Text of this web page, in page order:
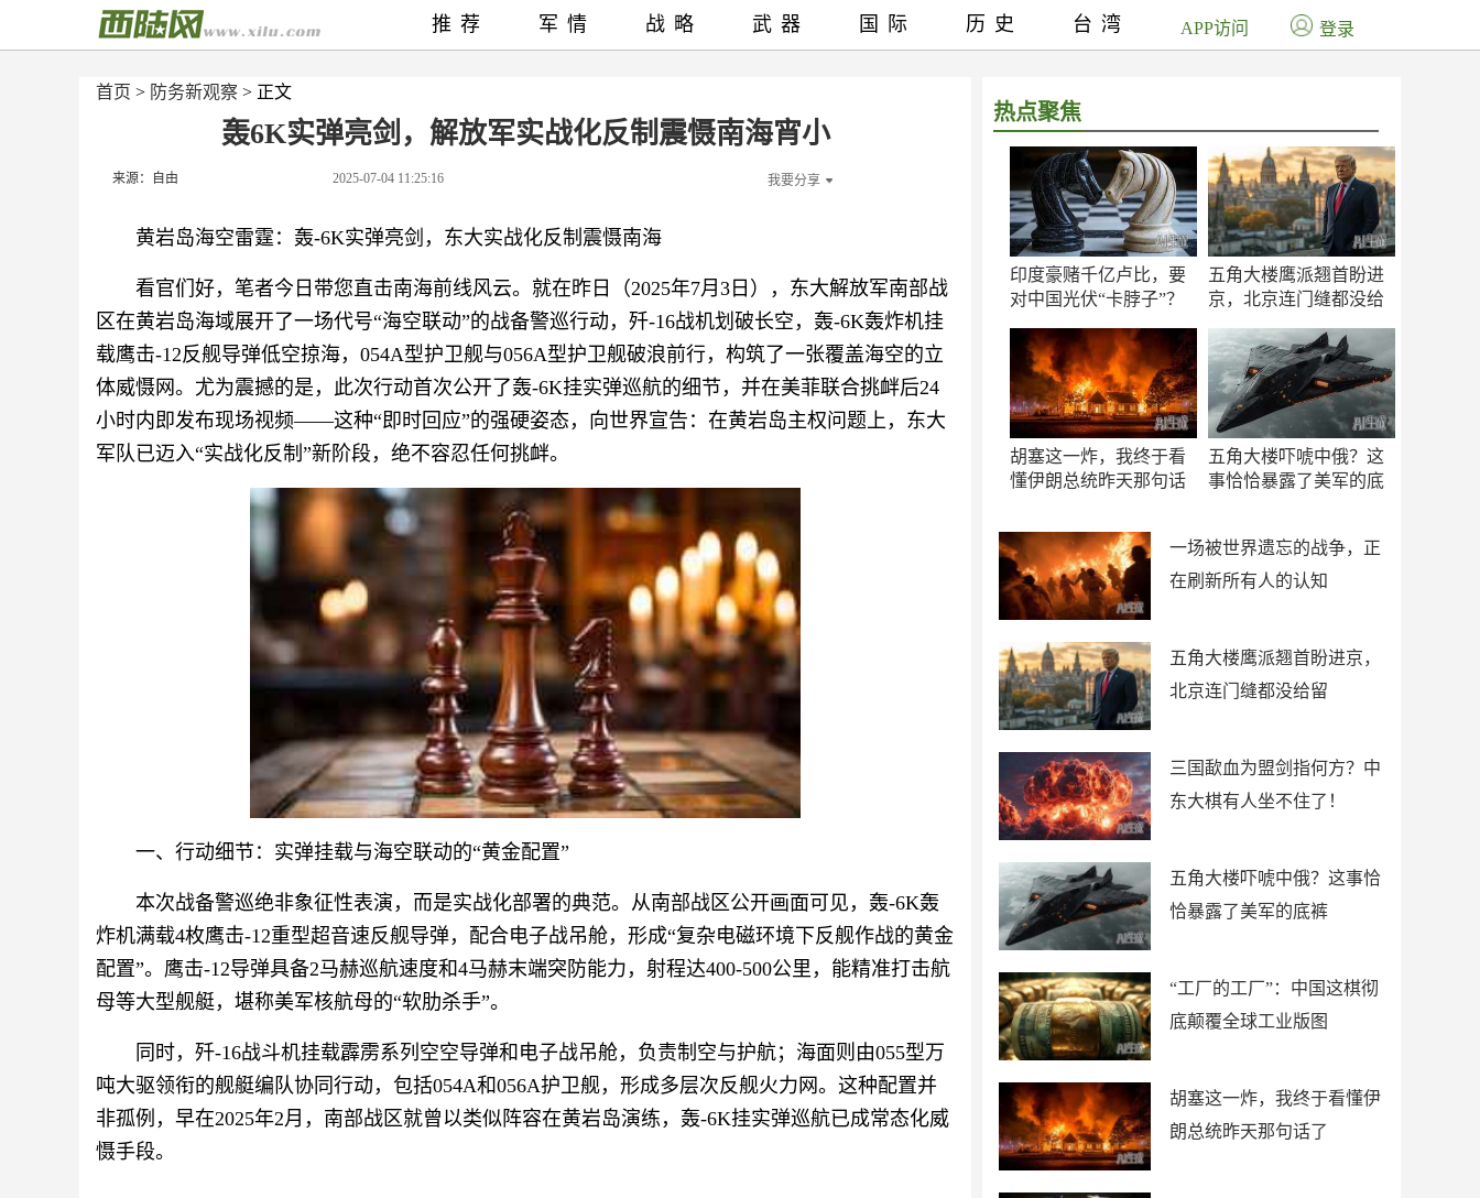
首页 > 防务新观察 > 正文
轰6K实弹亮剑，解放军实战化反制震慑南海宵小
来源：自由 2025-07-04 11:25:16 我要分享
黄岩岛海空雷霆：轰-6K实弹亮剑，东大实战化反制震慑南海
看官们好，笔者今日带您直击南海前线风云。就在昨日（2025年7月3日），东大解放军南部战
区在黄岩岛海域展开了一场代号“海空联动”的战备警巡行动，歼-16战机划破长空，轰-6K轰炸机挂
载鹰击-12反舰导弹低空掠海，054A型护卫舰与056A型护卫舰破浪前行，构筑了一张覆盖海空的立
体威慑网。尤为震撼的是，此次行动首次公开了轰-6K挂实弹巡航的细节，并在美菲联合挑衅后24
小时内即发布现场视频——这种“即时回应”的强硬姿态，向世界宣告：在黄岩岛主权问题上，东大
军队已迈入“实战化反制”新阶段，绝不容忍任何挑衅。
一、行动细节：实弹挂载与海空联动的“黄金配置”
本次战备警巡绝非象征性表演，而是实战化部署的典范。从南部战区公开画面可见，轰-6K轰
炸机满载4枚鹰击-12重型超音速反舰导弹，配合电子战吊舱，形成“复杂电磁环境下反舰作战的黄金
配置”。鹰击-12导弹具备2马赫巡航速度和4马赫末端突防能力，射程达400-500公里，能精准打击航
母等大型舰艇，堪称美军核航母的“软肋杀手”。
同时，歼-16战斗机挂载霹雳系列空空导弹和电子战吊舱，负责制空与护航；海面则由055型万
吨大驱领衔的舰艇编队协同行动，包括054A和056A护卫舰，形成多层次反舰火力网。这种配置并
非孤例，早在2025年2月，南部战区就曾以类似阵容在黄岩岛演练，轰-6K挂实弹巡航已成常态化威
慑手段。
热点聚焦
印度豪赌千亿卢比，要
对中国光伏“卡脖子”？
五角大楼鹰派翘首盼进
京，北京连门缝都没给
胡塞这一炸，我终于看
懂伊朗总统昨天那句话
五角大楼吓唬中俄？这
事恰恰暴露了美军的底
一场被世界遗忘的战争，正
在刷新所有人的认知
五角大楼鹰派翘首盼进京，
北京连门缝都没给留
三国歃血为盟剑指何方？中
东大棋有人坐不住了！
五角大楼吓唬中俄？这事恰
恰暴露了美军的底裤
“工厂的工厂”：中国这棋彻
底颠覆全球工业版图
胡塞这一炸，我终于看懂伊
朗总统昨天那句话了
推荐 军情 战略 武器 国际 历史 台湾 APP访问 登录